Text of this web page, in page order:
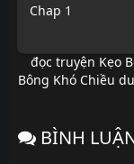
Chap 1
đọc truyện Kẹo
Bông Khó Chiều
BÌNH